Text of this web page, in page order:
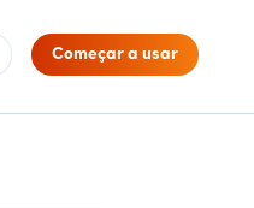
Começar a usar